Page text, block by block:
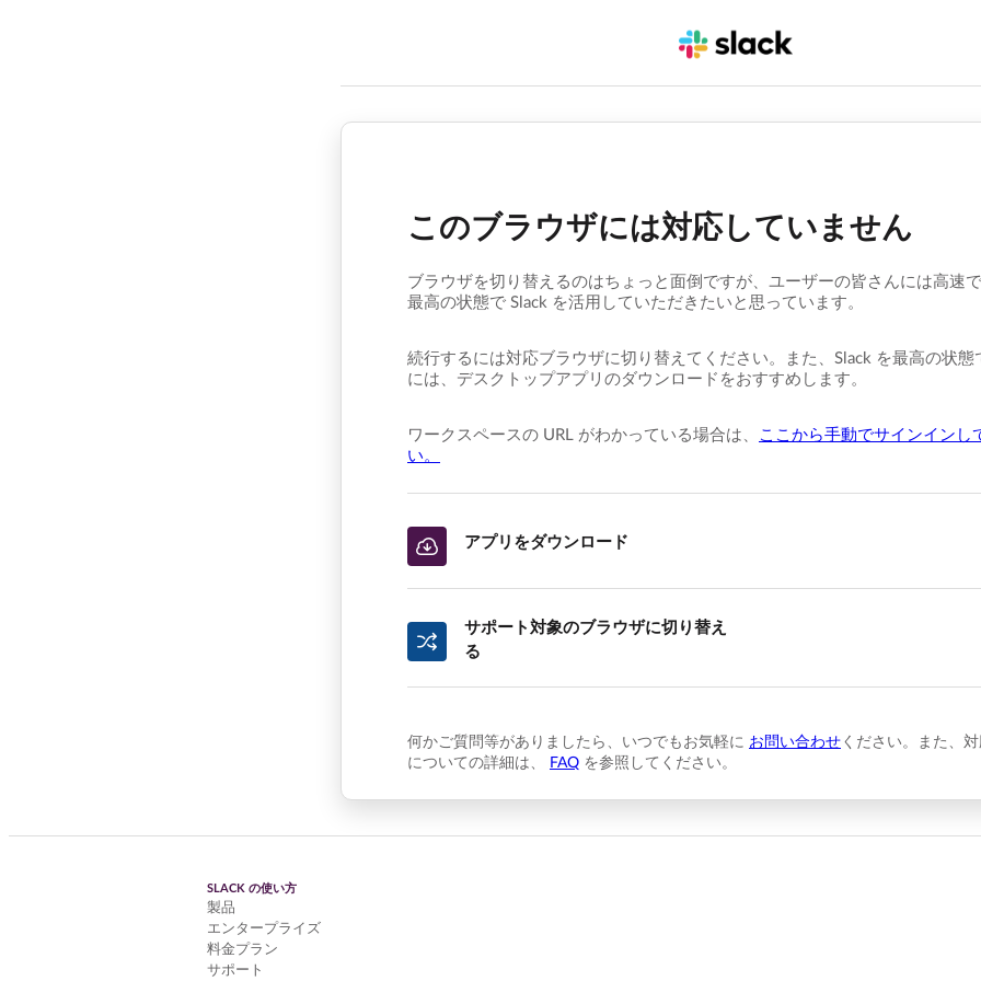
このブラウザには対応していません
ブラウザを切り替えるのはちょっと面倒ですが、ユーザーの皆さんには高速
最高の状態で Slack を活用していただきたいと思っています。
続行するには対応ブラウザに切り替えてください。また、Slack を最高の状態
には、デスクトップアプリのダウンロードをおすすめします。
ワークスペースの URL がわかっている場合は、
ここから手動でサインインし
い。
アプリをダウンロード
サポート対象のブラウザに切り替え
る
何かご質問等がありましたら、いつでもお気軽に お問い合わせ ください。また、
についての詳細は、 FAQ を参照してください。
SLACK の使い方
製品
エンタープライズ
料金プラン
サポート